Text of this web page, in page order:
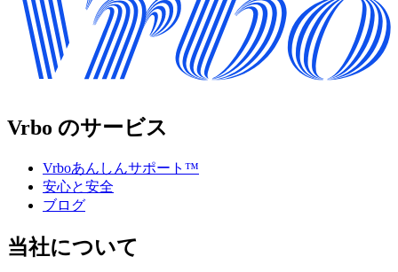
Vrbo のサービス
Vrboあんしんサポート™
安心と安全
ブログ
当社について